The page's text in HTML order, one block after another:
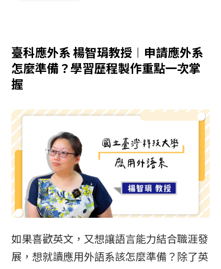
臺科應外系 楊智琄教授︱申請應外系
怎麼準備？學習歷程製作重點一次掌
握
如果喜歡英文，又想讓語言能力結合職涯發
展，想就讀應用外語系該怎麼準備？除了英